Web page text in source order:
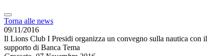
Torna alle news
09/11/2016
Il Lions Club I Presidi organizza un convegno sulla nautica con il
supporto di Banca Tema